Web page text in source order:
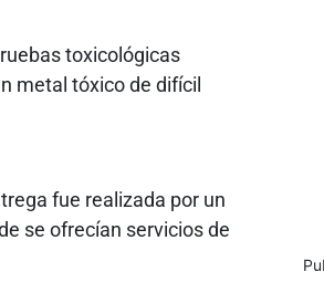
toxicológicas
metal tóxico de difícil
fue realizada por un
se ofrecían servicios de